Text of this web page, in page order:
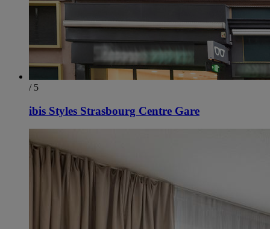
/ 5
ibis Styles Strasbourg Centre Gare